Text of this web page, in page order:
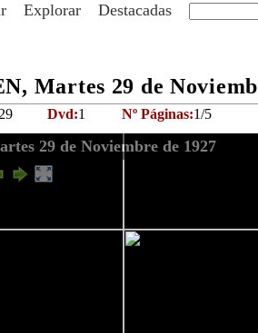
Explorar Destacadas
Martes 29 de
29 Dvd:1 Nº Páginas:1/5
29 de Noviembre de 1927